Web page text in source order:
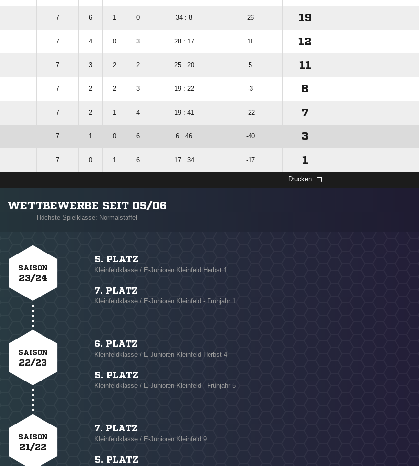
7 6 1 0 34 : 8 26 19
7 4 0 3 28 : 17 11 12
7 3 2 2 25 : 20 5 11
7 2 2 3 19 : 22 -3 8
7 2 1 4 19 : 41 -22 7
7 1 0 6 6 : 46 -40 3
7 0 1 6 17 : 34 -17 1
Drucken
WETTBEWERBE SEIT 05/06
Höchste Spielklasse: Normalstaffel
SAISON
23/24
5. PLATZ
Kleinfeldklasse / E-Junioren Kleinfeld Herbst 1
7. PLATZ
Kleinfeldklasse / E-Junioren Kleinfeld - Frühjahr 1
SAISON
22/23
6. PLATZ
Kleinfeldklasse / E-Junioren Kleinfeld Herbst 4
5. PLATZ
Kleinfeldklasse / E-Junioren Kleinfeld - Frühjahr 5
SAISON
21/22
7. PLATZ
Kleinfeldklasse / E-Junioren Kleinfeld 9
5. PLATZ